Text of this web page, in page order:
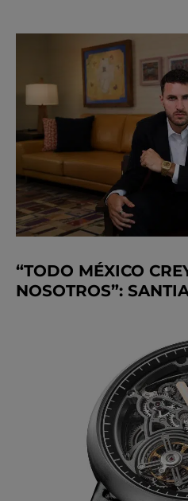
“TODO MÉXICO
NOSOTROS”: